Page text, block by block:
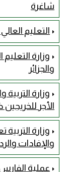
شاغرة
التعليم
وزارة
والجزائر
وزارة
الأجر
وزارة
والإفادات